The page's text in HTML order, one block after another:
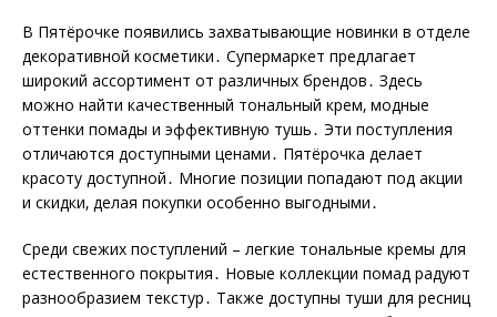
В Пятёрочке появились захватывающие новинки в отделе
декоративной косметики․ Супермаркет предлагает
широкий ассортимент от различных брендов․ Здесь
можно найти качественный тональный крем‚ модные
оттенки помады и эффективную тушь․ Эти поступления
отличаются доступными ценами․ Пятёрочка делает
красоту доступной․ Многие позиции попадают под акции
и скидки‚ делая покупки особенно выгодными․
Среди свежих поступлений – легкие тональные кремы для
естественного покрытия․ Новые коллекции помад радуют
разнообразием текстур․ Также доступны туши для ресниц